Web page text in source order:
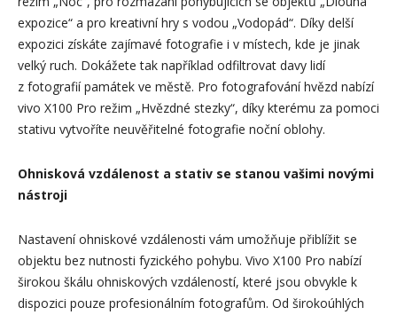
expozice“ a pro kreativní hry s vodou „Vodopád“. Díky delší
expozici získáte zajímavé fotografie i v místech, kde je jinak
velký ruch. Dokážete tak například odfiltrovat davy lidí
z fotografií památek ve městě. Pro fotografování hvězd nabízí
vivo X100 Pro režim „Hvězdné stezky“, díky kterému za pomoci
stativu vytvoříte neuvěřitelné fotografie noční oblohy.
Ohnisková vzdálenost a stativ se stanou vašimi novými
nástroji
Nastavení ohniskové vzdálenosti vám umožňuje přiblížit se
objektu bez nutnosti fyzického pohybu. Vivo X100 Pro nabízí
širokou škálu ohniskových vzdáleností, které jsou obvykle k
dispozici pouze profesionálním fotografům. Od širokoúhlých